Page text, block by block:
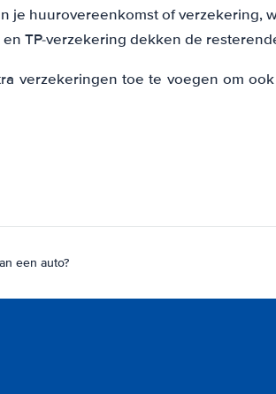
je huurovereenkomst of verzekering,
TP-verzekering dekken de
verzekeringen toe te voegen om
een auto?